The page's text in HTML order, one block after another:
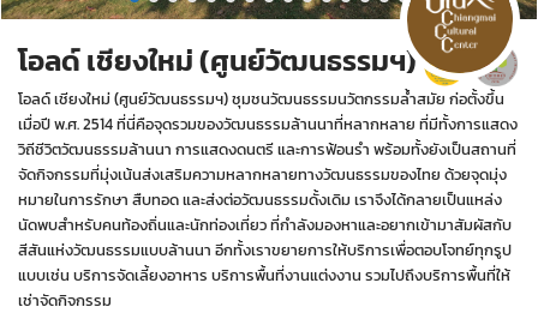
โอลด์ เชียงใหม่ (ศูนย์วัฒนธรรมฯ)
โอลด์ เชียงใหม่ (ศูนย์วัฒนธรรมฯ) ชุมชนวัฒนธรรมนวัตกรรมล้ำสมัย ก่อตั้งขึ้น
เมื่อปี พ.ศ. 2514 ที่นี่คือจุดรวมของวัฒนธรรมล้านนาที่หลากหลาย ที่มีทั้งการแสดง
วิถีชีวิตวัฒนธรรมล้านนา การแสดงดนตรี และการฟ้อนรำ พร้อมทั้งยังเป็นสถานที่
จัดกิจกรรมที่มุ่งเน้นส่งเสริมความหลากหลายทางวัฒนธรรมของไทย ด้วยจุดมุ่ง
หมายในการรักษา สืบทอด และส่งต่อวัฒนธรรมดั้งเดิม เราจึงได้กลายเป็นแหล่ง
นัดพบสำหรับคนท้องถิ่นและนักท่องเที่ยว ที่กำลังมองหาและอยากเข้ามาสัมผัสกับ
สีสันแห่งวัฒนธรรมแบบล้านนา อีกทั้งเราขยายการให้บริการเพื่อตอบโจทย์ทุกรูป
แบบเช่น บริการจัดเลี้ยงอาหาร บริการพื้นที่งานแต่งงาน รวมไปถึงบริการพื้นที่ให้
เช่าจัดกิจกรรม